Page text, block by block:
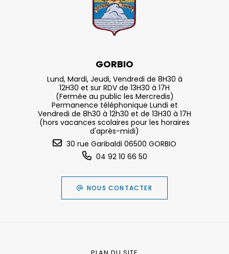
GORBIO
Lund, Mardi, Jeudi, Vendredi de 8H30 à
12H30 et sur RDV de 13H30 à 17H
(Fermée au public les Mercredis)
Permanence téléphonique Lundi et
Vendredi de 8h30 à 12h30 et de 13H30 à 17H
(hors vacances scolaires pour les horaires
d'après-midi)
30 rue Garibaldi 06500 GORBIO
04 92 10 66 50
NOUS CONTACTER